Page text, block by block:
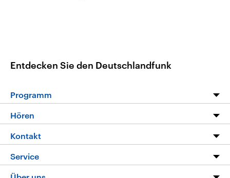
Entdecken Sie den Deutschlandfunk
Programm
Programm
Die Nachrichten
Nachrichtenleicht
Hören
Livestream
Podcasts
Kontakt
Hörerservice
Service
FAQ